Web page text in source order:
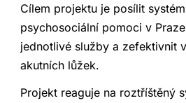
Cílem projektu je posílit
psychosociální pomoci v
jednotlivé služby a zefektivnit
akutních lůžek.
Projekt reaguje na roztříštěný